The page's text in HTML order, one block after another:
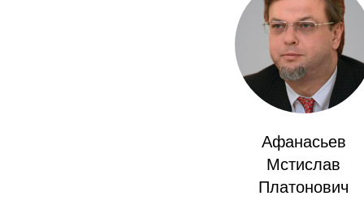
Афанасьев
Мстислав
Платонович